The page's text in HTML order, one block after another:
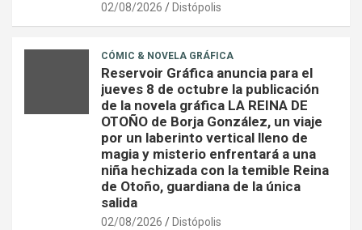
02/08/2026 Distópolis
CÓMIC & NOVELA GRÁFICA
Reservoir Gráfica anuncia para el
jueves 8 de octubre la publicación
de la novela gráfica LA REINA DE
OTOÑO de Borja González, un viaje
por un laberinto vertical lleno de
magia y misterio enfrentará a una
niña hechizada con la temible Reina
de Otoño, guardiana de la única
salida
02/08/2026 Distópolis